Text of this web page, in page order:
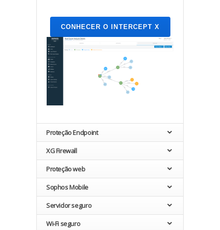
CONHECER O INTERCEPT X
Proteção Endpoint
XG Firewall
Proteção web
Sophos Mobile
Servidor seguro
Wi-Fi seguro